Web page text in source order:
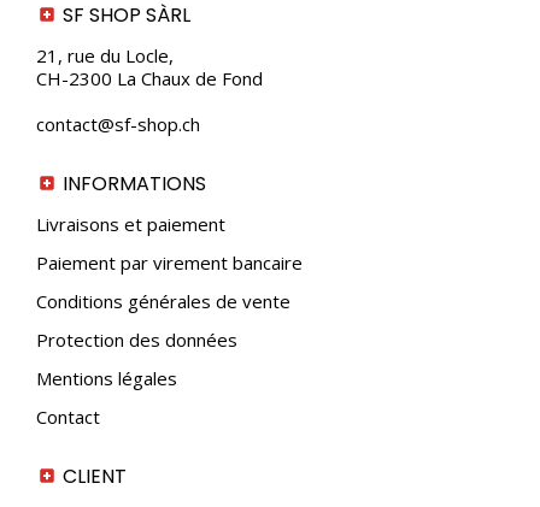
SF SHOP SÀRL
21, rue du Locle,
CH-2300 La Chaux de Fond
contact@sf-shop.ch
INFORMATIONS
Livraisons et paiement
Paiement par virement bancaire
Conditions générales de vente
Protection des données
Mentions légales
Contact
CLIENT